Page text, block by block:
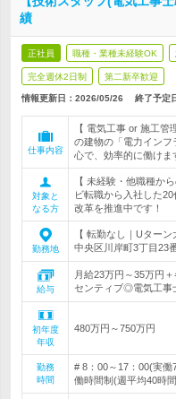
績
正社員 職種・業種未経験OK
完全週休2日制 第二新卒歓迎
情報更新日：2026/05/26 終了予定
仕事内容
【 電気工事 or 施工
の建物の「電力イン
心で、効率的に働けま
対象と
なる方
【 未経験・他職種か
ビ転職から入社した
改革を推進中です！
勤務地
【 転勤なし｜Uター
中央区川岸町3丁目23
給与
月給23万円～35万円
センティブ◎電気工事
初年度
年収
480万円～750万円
勤務
時間
# 8：00～17：00(実
働時間制(週平均40時